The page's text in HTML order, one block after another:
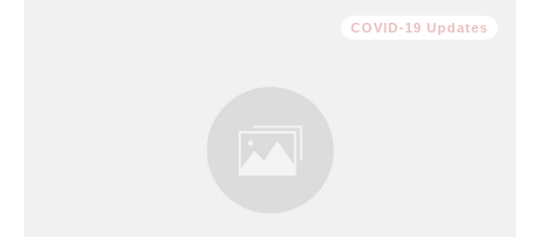
COVID-19 Updates